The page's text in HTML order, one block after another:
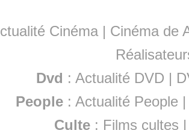
Cinéma | Cinéma de
Dvd : Actualité DVD |
People :Actualité People
Culte : Films cultes